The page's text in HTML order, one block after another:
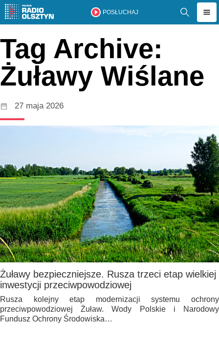
POSŁUCHAJ
Tag Archive:
Żuławy Wiślane
27 maja 2026
Żuławy bezpieczniejsze. Rusza trzeci etap wielkiej
inwestycji przeciwpowodziowej
Rusza kolejny etap modernizacji systemu ochrony
przeciwpowodziowej Żuław. Wody Polskie i Narodowy
Fundusz Ochrony Środowiska…